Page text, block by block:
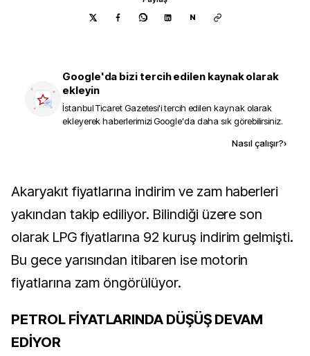
N
Google'da bizi tercih edilen kaynak olarak
ekleyin
İstanbul Ticaret Gazetesi'i tercih edilen kaynak olarak
ekleyerek haberlerimizi Google'da daha sık görebilirsiniz.
Nasıl çalışır?›
Akaryakıt fiyatlarına indirim ve zam haberleri
yakından takip ediliyor. Bilindiği üzere son
olarak LPG fiyatlarına 92 kuruş indirim gelmişti.
Bu gece yarısından itibaren ise motorin
fiyatlarına zam öngörülüyor.
PETROL FİYATLARINDA DÜŞÜŞ DEVAM
EDİYOR